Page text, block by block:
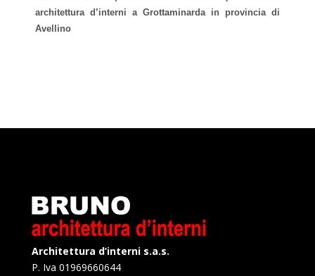
architettura d’interni a Grottaminarda in provincia di
Avellino
Architettura d’interni s.a.s.
P. Iva 01969660644